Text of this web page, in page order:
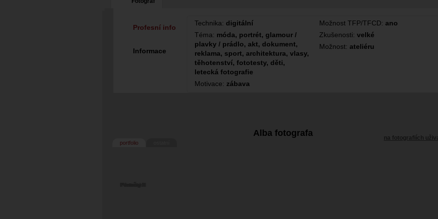
Technika: digitální
Téma: móda, portrét, glamour /
plavky / prádlo, akt, dokument,
reklama, sport, architektura, vlasy,
těhotenství, fototesty, děti,
letecká fotografie
Motivace: zábava
Možnost TFP/TFCD: ano
Zkušenosti: velké
Možnost: ateliéru
Profesní info
Informace
Alba fotografa
portfolio
na fotografiích